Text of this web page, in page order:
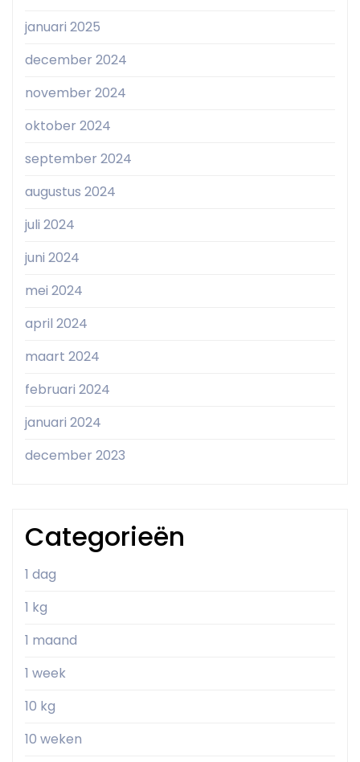
januari 2025
december 2024
november 2024
oktober 2024
september 2024
augustus 2024
juli 2024
juni 2024
mei 2024
april 2024
maart 2024
februari 2024
januari 2024
december 2023
Categorieën
1 dag
1 kg
1 maand
1 week
10 kg
10 weken